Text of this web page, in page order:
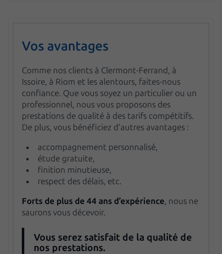
Vos avantages
Comme nos clients à Clermont-Ferrand, à
Issoire, à Riom et les alentours, faites-nous
confiance. Que vous soyez un particulier ou un
professionnel, nous vous proposons des
prestations de qualité à des tarifs compétitifs.
De plus, vous bénéficiez d’autres avantages :
accompagnement personnalisé,
étude gratuite,
finition minutieuse,
respect des délais, etc.
Forts de plus de 44 ans d’expérience, nous ne
saurons vous décevoir.
Vous serez satisfait de la qualité de
nos prestations.